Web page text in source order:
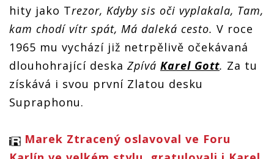
hity jako Trezor, Kdyby sis oči vyplakala, Tam,
kam chodí vítr spát, Má daleká cesto. V roce
1965 mu vychází již netrpělivě očekávaná
dlouhohrající deska Zpívá Karel Gott. Za tu
získává i svou první Zlatou desku
Supraphonu.
Marek Ztracený oslavoval ve Foru